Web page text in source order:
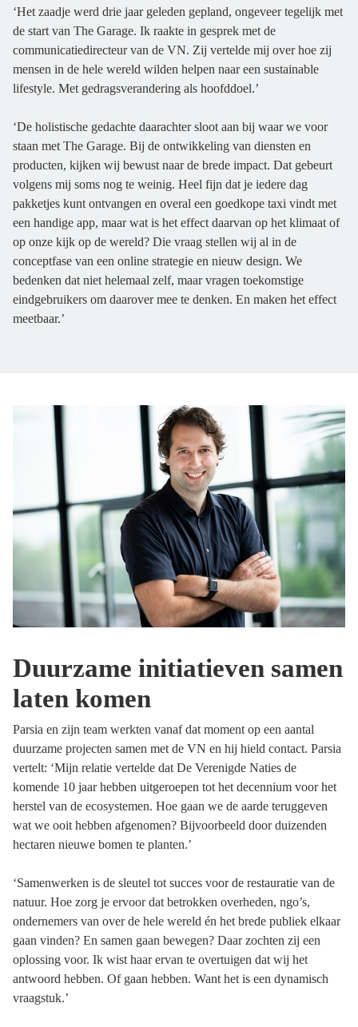
‘Het zaadje werd drie jaar geleden gepland, ongeveer tegelijk met
de start van The Garage. Ik raakte in gesprek met de
communicatiedirecteur van de VN. Zij vertelde mij over hoe zij
mensen in de hele wereld wilden helpen naar een sustainable
lifestyle. Met gedragsverandering als hoofddoel.’
‘De holistische gedachte daarachter sloot aan bij waar we voor
staan met The Garage. Bij de ontwikkeling van diensten en
producten, kijken wij bewust naar de brede impact. Dat gebeurt
volgens mij soms nog te weinig. Heel fijn dat je iedere dag
pakketjes kunt ontvangen en overal een goedkope taxi vindt met
een handige app, maar wat is het effect daarvan op het klimaat of
op onze kijk op de wereld? Die vraag stellen wij al in de
conceptfase van een online strategie en nieuw design. We
bedenken dat niet helemaal zelf, maar vragen toekomstige
eindgebruikers om daarover mee te denken. En maken het effect
meetbaar.’
Duurzame initiatieven samen
laten komen
Parsia en zijn team werkten vanaf dat moment op een aantal
duurzame projecten samen met de VN en hij hield contact. Parsia
vertelt: ‘Mijn relatie vertelde dat De Verenigde Naties de
komende 10 jaar hebben uitgeroepen tot het decennium voor het
herstel van de ecosystemen. Hoe gaan we de aarde teruggeven
wat we ooit hebben afgenomen? Bijvoorbeeld door duizenden
hectaren nieuwe bomen te planten.’
‘Samenwerken is de sleutel tot succes voor de restauratie van de
natuur. Hoe zorg je ervoor dat betrokken overheden, ngo’s,
ondernemers van over de hele wereld én het brede publiek elkaar
gaan vinden? En samen gaan bewegen? Daar zochten zij een
oplossing voor. Ik wist haar ervan te overtuigen dat wij het
antwoord hebben. Of gaan hebben. Want het is een dynamisch
vraagstuk.’